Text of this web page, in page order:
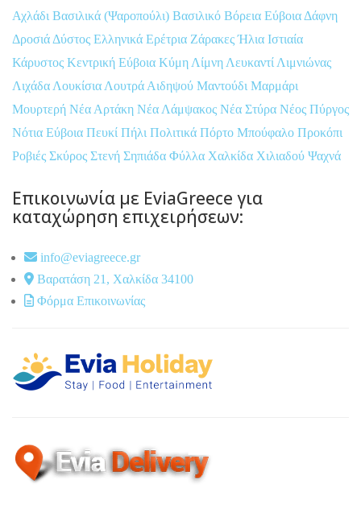
Αχλάδι Βασιλικά (Ψαροπούλι) Βασιλικό Βόρεια Εύβοια Δάφνη
Δροσιά Δύστος Ελληνικά Ερέτρια ΖάρακεςΉλια Ιστιαία
Κάρυστος Κεντρική Εύβοια Κύμη Λίμνη Λευκαντί Λιμνιώνας
Λιχάδα Λουκίσια Λουτρά Αιδηψού Μαντούδι Μαρμάρι
Μουρτερή Νέα Αρτάκη Νέα Λάμψακος Νέα Στύρα Νέος Πύργος
Νότια Εύβοια Πευκί Πήλι Πολιτικά Πόρτο Μπούφαλο Προκόπι
Ροβιές Σκύρος Στενή Σηπιάδα Φύλλα Χαλκίδα Χιλιαδού Ψαχνά
Επικοινωνία με EviaGreece για
καταχώρηση επιχειρήσεων:
info@eviagreece.gr
Βαρατάση 21, Χαλκίδα 34100
Φόρμα Επικοινωνίας